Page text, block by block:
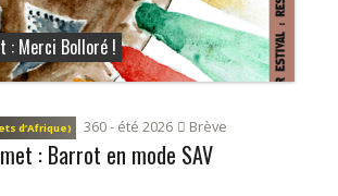
: Merci Bolloré !
d’Afrique) 360 - été 2026 Brève
: Barrot en mode SAV